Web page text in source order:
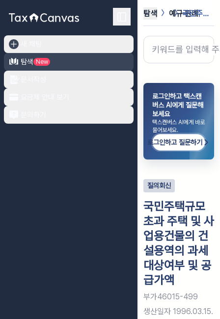
탐색
New
탐색 예규·판례 국민주택규모 초과 주택 및 사업용건물...
로그인하고 택스캔
버스 AI에게 질문해
보세요
택스캔버스 AI에게 바로
물어보세요.
로그인하고 질문하기
질의회신
국민주택규모
초과 주택 및 사
업용건물의 건
설용역의 과세
대상여부 및 공
급가액
부가46015-499
생산일자 1996.03.15.